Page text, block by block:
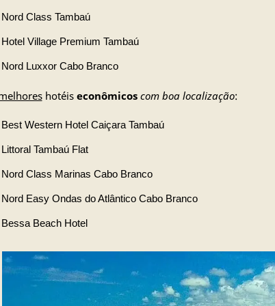
Nord Class Tambaú
Hotel Village Premium Tambaú
Nord Luxxor Cabo Branco
hotéis econômicos com boa localização:
Best Western Hotel Caiçara Tambaú
Littoral Tambaú Flat
Nord Class Marinas Cabo Branco
Nord Easy Ondas do Atlântico Cabo Branco
Bessa Beach Hotel